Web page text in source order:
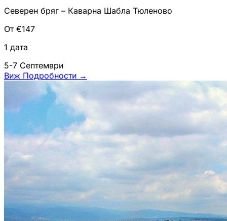
Северен бряг – Каварна Шабла Тюленово
От €147
1 дата
5-7 Септември
Виж Подробности →